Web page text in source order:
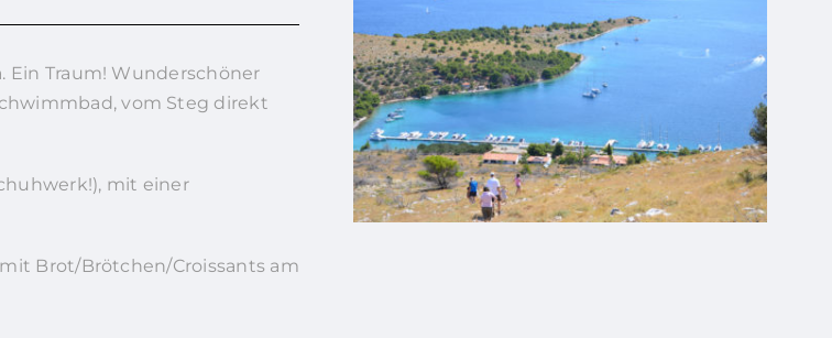
Ein Traum! Wunderschöner
vom Steg direkt
mit einer
Brot/Brötchen/Croissants am